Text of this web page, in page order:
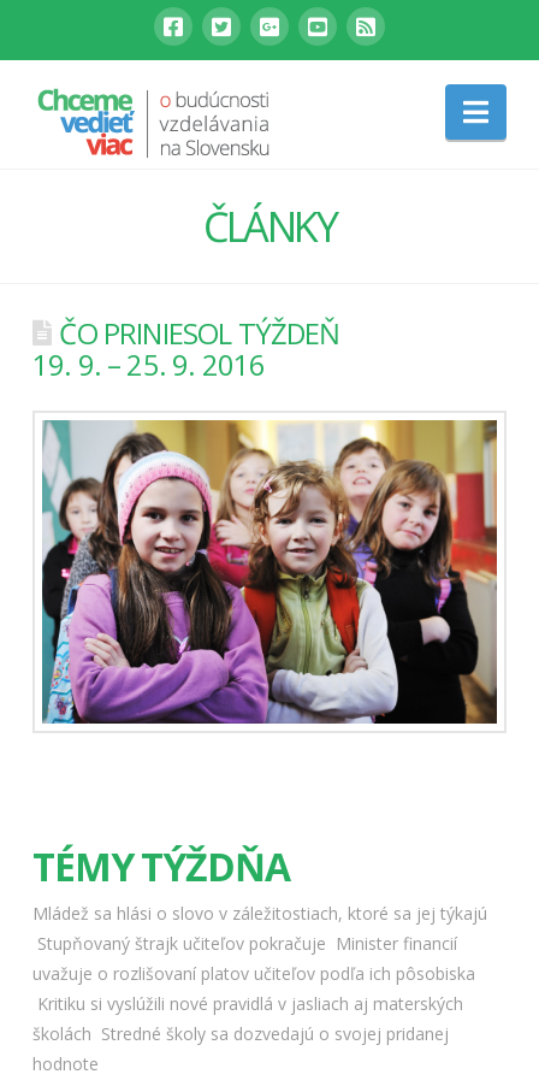
ČLÁNKY
ČO PRINIESOL TÝŽDEŇ
19. 9. – 25. 9. 2016
TÉMY TÝŽDŇA
Mládež sa hlási o slovo v záležitostiach, ktoré sa jej týkajú
Stupňovaný štrajk učiteľov pokračuje Minister financií
uvažuje o rozlišovaní platov učiteľov podľa ich pôsobiska
Kritiku si vyslúžili nové pravidlá v jasliach aj materských
školách Stredné školy sa dozvedajú o svojej pridanej
hodnote